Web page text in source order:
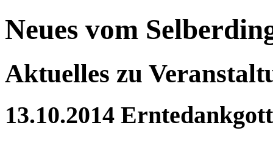
Neues vom
Aktuelles zu
13.10.2014